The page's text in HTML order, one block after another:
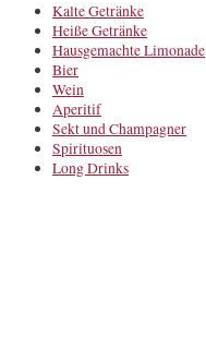
Kalte Getränke
Heiße Getränke
Hausgemachte Limonade
Bier
Wein
Aperitif
Sekt und Champagner
Spirituosen
Long Drinks